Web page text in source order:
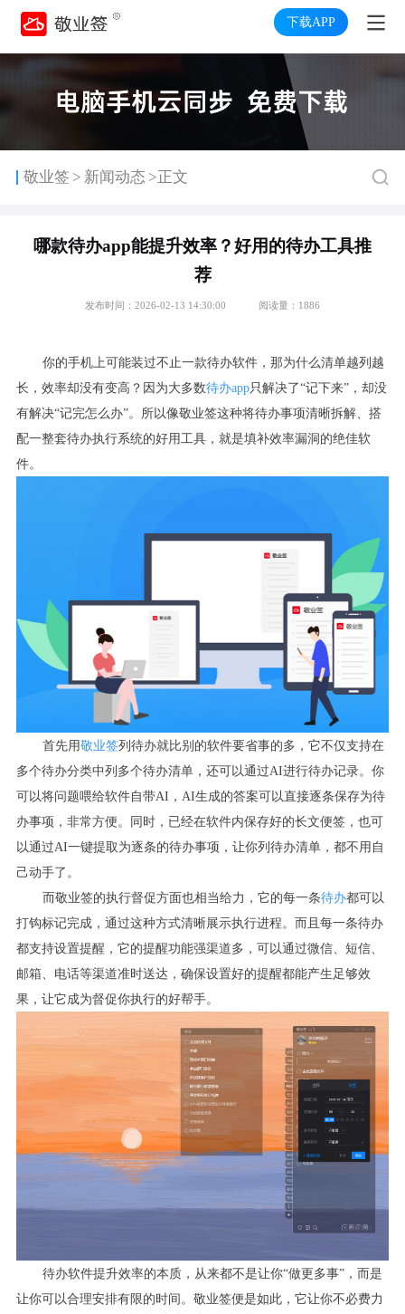
下载APP
敬业签 > 新闻动态 >正文
哪款待办app能提升效率？好用的待办工具推
荐
发布时间：2026-02-13 14:30:00 阅读量：1886
你的手机上可能装过不止一款待办软件，那为什么清单越列越
长，效率却没有变高？因为大多数待办app只解决了“记下来”，却没
有解决“记完怎么办”。所以像敬业签这种将待办事项清晰拆解、搭
配一整套待办执行系统的好用工具，就是填补效率漏洞的绝佳软
件。
首先用敬业签列待办就比别的软件要省事的多，它不仅支持在
多个待办分类中列多个待办清单，还可以通过AI进行待办记录。你
可以将问题喂给软件自带AI，AI生成的答案可以直接逐条保存为待
办事项，非常方便。同时，已经在软件内保存好的长文便签，也可
以通过AI一键提取为逐条的待办事项，让你列待办清单，都不用自
己动手了。
而敬业签的执行督促方面也相当给力，它的每一条待办都可以
打钩标记完成，通过这种方式清晰展示执行进程。而且每一条待办
都支持设置提醒，它的提醒功能强渠道多，可以通过微信、短信、
邮箱、电话等渠道准时送达，确保设置好的提醒都能产生足够效
果，让它成为督促你执行的好帮手。
待办软件提升效率的本质，从来都不是让你“做更多事”，而是
让你可以合理安排有限的时间。敬业签便是如此，它让你不必费力